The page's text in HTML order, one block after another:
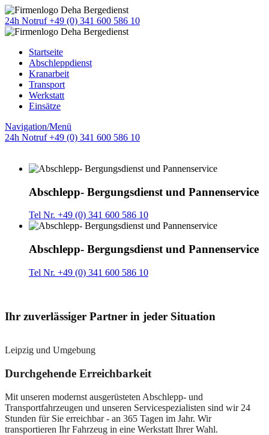
24h Notruf +49 (0) 341 600 586 10
Startseite
Abschleppdienst
Kranarbeit
Transport
Werkstatt
Einsätze
Navigation/Menü
24h Notruf +49 (0) 341 600 586 10
Abschlepp- Bergungsdienst und Pannenservice
Tel Nr. +49 (0) 341 600 586 10
Abschlepp- Bergungsdienst und Pannenservice
Tel Nr. +49 (0) 341 600 586 10
Ihr zuverlässiger Partner in jeder Situation
Leipzig und Umgebung
Durchgehende Erreichbarkeit
Mit unseren modernst ausgerüsteten Abschlepp- und
Transportfahrzeugen und unseren Servicespezialisten sind wir 24
Stunden für Sie erreichbar - an 365 Tagen im Jahr. Wir
transportieren Ihr Fahrzeug in eine Werkstatt Ihrer Wahl.